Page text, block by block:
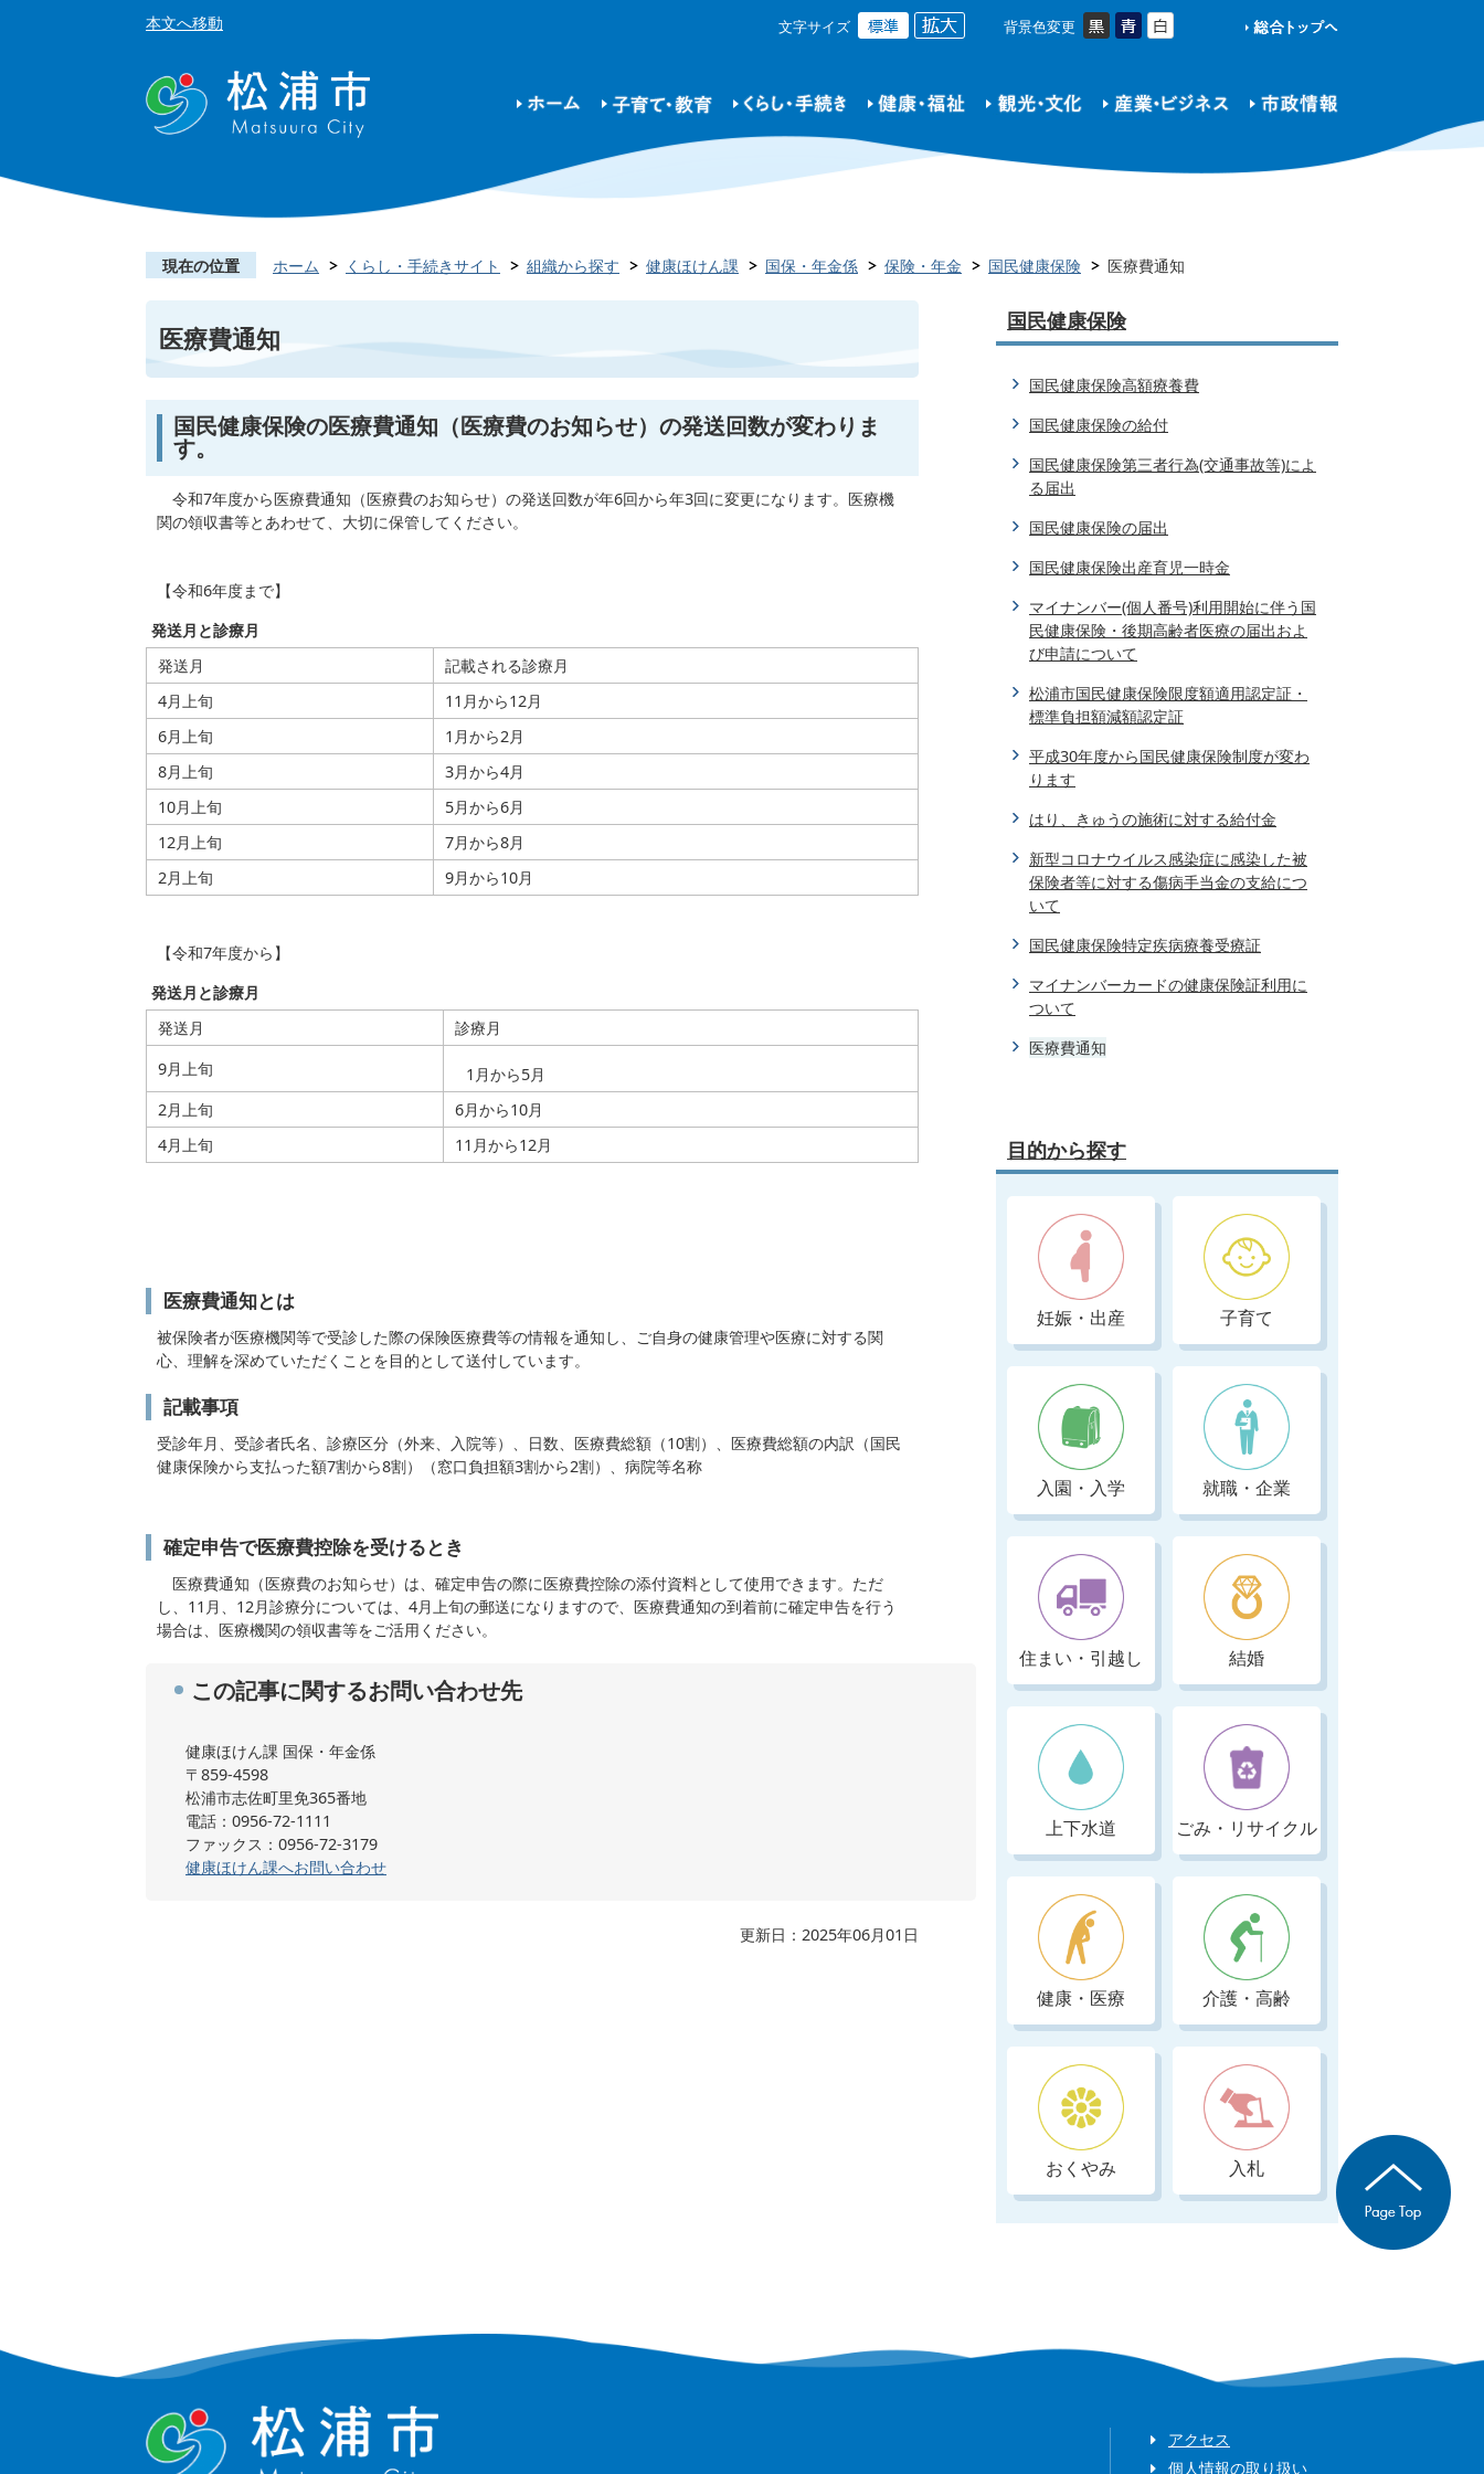
本文へ移動 文字サイズ 背景色変更
現在の位置 ホーム くらし・手続きサイト 組織から探す 健康ほけん課 国保・年金係 保険・年金 国民健康保険 医療費通知
医療費通知
国民健康保険の医療費通知（医療費のお知らせ）の発送回数が変わりま
す。
令和7年度から医療費通知（医療費のお知らせ）の発送回数が年6回から年3回に変更になります。医療機
関の領収書等とあわせて、大切に保管してください。
【令和6年度まで】
発送月と診療月
発送月
記載される診療月
4月上旬
11月から12月
6月上旬
1月から2月
8月上旬
3月から4月
10月上旬
5月から6月
12月上旬
7月から8月
2月上旬
9月から10月
【令和7年度から】
発送月と診療月
発送月
診療月
9月上旬
1月から5月
2月上旬
6月から10月
4月上旬
11月から12月
医療費通知とは
被保険者が医療機関等で受診した際の保険医療費等の情報を通知し、ご自身の健康管理や医療に対する関
心、理解を深めていただくことを目的として送付しています。
記載事項
受診年月、受診者氏名、診療区分（外来、入院等）、日数、医療費総額（10割）、医療費総額の内訳（国民
健康保険から支払った額7割から8割）（窓口負担額3割から2割）、病院等名称
確定申告で医療費控除を受けるとき
医療費通知（医療費のお知らせ）は、確定申告の際に医療費控除の添付資料として使用できます。ただ
し、11月、12月診療分については、4月上旬の郵送になりますので、医療費通知の到着前に確定申告を行う
場合は、医療機関の領収書等をご活用ください。
この記事に関するお問い合わせ先
健康ほけん課 国保・年金係
〒859-4598
松浦市志佐町里免365番地
電話：0956-72-1111
ファックス：0956-72-3179
健康ほけん課へお問い合わせ
更新日：2025年06月01日
国民健康保険
国民健康保険高額療養費
国民健康保険の給付
国民健康保険第三者行為(交通事故等)によ
る届出
国民健康保険の届出
国民健康保険出産育児一時金
マイナンバー(個人番号)利用開始に伴う国
民健康保険・後期高齢者医療の届出およ
び申請について
松浦市国民健康保険限度額適用認定証・
標準負担額減額認定証
平成30年度から国民健康保険制度が変わ
ります
はり、きゅうの施術に対する給付金
新型コロナウイルス感染症に感染した被
保険者等に対する傷病手当金の支給につ
いて
国民健康保険特定疾病療養受療証
マイナンバーカードの健康保険証利用に
ついて
医療費通知
目的から探す
妊娠・出産 子育て
入園・入学 就職・企業
住まい・引越し 結婚
上下水道 ごみ・リサイクル
健康・医療 介護・高齢
おくやみ 入札
アクセス
個人情報の取り扱い